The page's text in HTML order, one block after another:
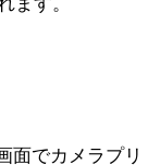
面でカメラプリ